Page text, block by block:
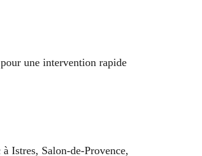
une intervention rapide
Istres, Salon-de-Provence,